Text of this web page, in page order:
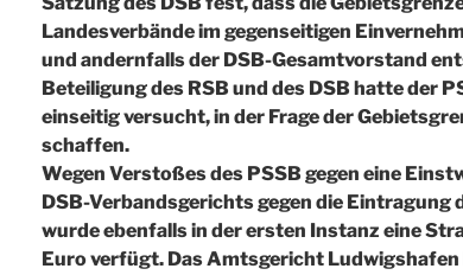
Landesverbände im gegenseitigen
und andernfalls der DSB-Gesamtvorstand
Beteiligung des RSB und des DSB hatte der
einseitig versucht, in der Frage der
schaffen.
Wegen Verstoßes des PSSB gegen eine
DSB-Verbandsgerichts gegen die Eintragung
wurde ebenfalls in der ersten Instanz eine
Euro verfügt. Das Amtsgericht Ludwigshafen